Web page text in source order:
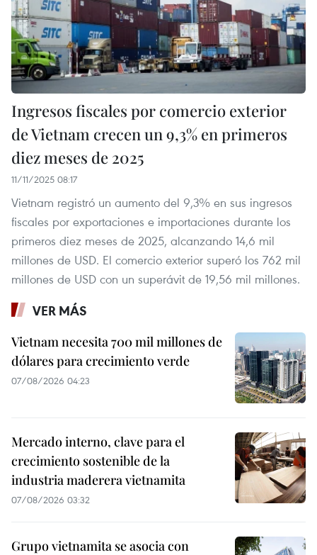
Ingresos fiscales por comercio exterior
de Vietnam crecen un 9,3% en primeros
diez meses de 2025
11/11/2025 08:17
Vietnam registró un aumento del 9,3% en sus ingresos
fiscales por exportaciones e importaciones durante los
primeros diez meses de 2025, alcanzando 14,6 mil
millones de USD. El comercio exterior superó los 762 mil
millones de USD con un superávit de 19,56 mil millones.
VER MÁS
Vietnam necesita 700 mil millones de
dólares para crecimiento verde
07/08/2026 04:23
Mercado interno, clave para el
crecimiento sostenible de la
industria maderera vietnamita
07/08/2026 03:32
Grupo vietnamita se asocia con